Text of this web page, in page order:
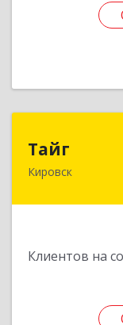
Тайг
Кировск
Клиентов на
187340,